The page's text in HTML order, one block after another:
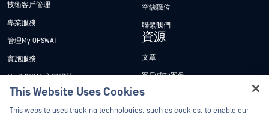
技術客戶管理
專業服務
管理My OPSWAT
實施服務
My OPSWAT 入口網站
技術檔案
空缺職位
聯繫我們
資源
文章
客戶成功案例
新聞稿
新聞報導
This Website Uses Cookies
This website uses tracking technologies, such as cookies, to enable our
Hey there!